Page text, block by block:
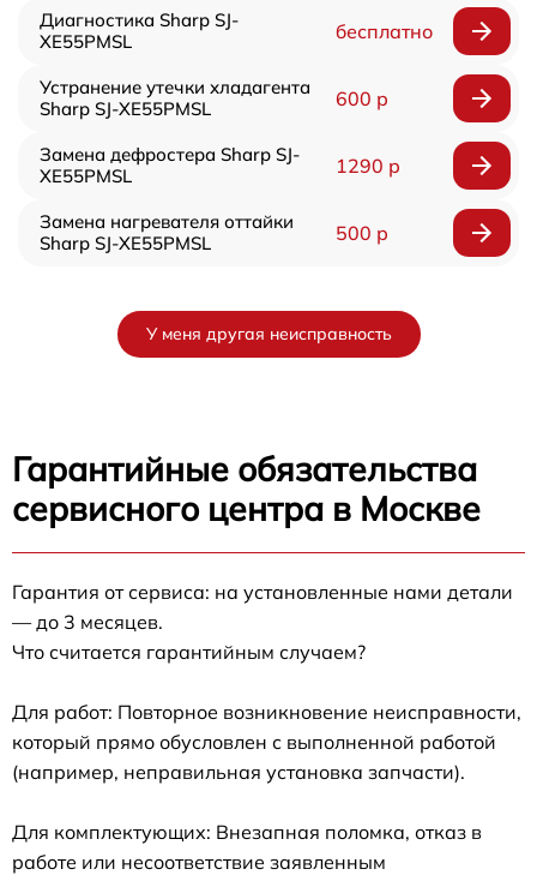
Диагностика Sharp SJ-
XE55PMSL
бесплатно
Устранение утечки хладагента
Sharp SJ-XE55PMSL
600 р
Замена дефростера Sharp SJ-
XE55PMSL
1290 р
Замена нагревателя оттайки
Sharp SJ-XE55PMSL
500 р
У меня другая неисправность
Гарантийные обязательства
сервисного центра в Москве
Гарантия от сервиса: на установленные нами детали
— до 3 месяцев.
Что считается гарантийным случаем?
Для работ: Повторное возникновение неисправности,
который прямо обусловлен с выполненной работой
(например, неправильная установка запчасти).
Для комплектующих: Внезапная поломка, отказ в
работе или несоответствие заявленным